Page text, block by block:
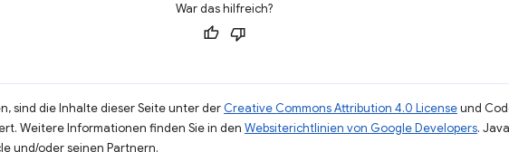
War das hilfreich?
sind die Inhalte dieser Seite unter der Creative Commons Attribution 4.0 Licenseund
Weitere Informationen finden Sie in den Websiterichtlinien von Google Developers.
und/oder seinen Partnern.